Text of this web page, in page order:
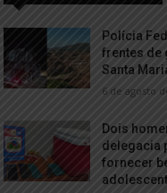
Polícia
frentes de
Santa
6 de agosto
Dois
delegacia
fornecer